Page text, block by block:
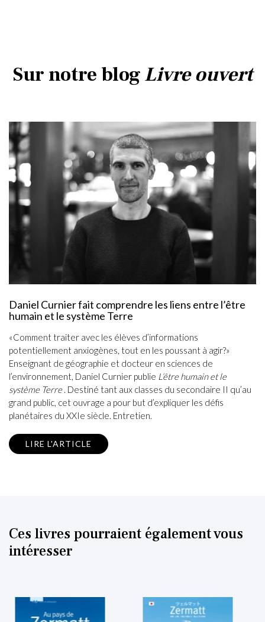
Sur notre blogLivre ouvert
Daniel Curnier fait comprendre les liens entre l’être
humain et le système Terre
«Comment traiter avec les élèves d’informations
potentiellement anxiogènes, tout en les poussant à agir?»
Enseignant de géographie et docteur en sciences de
l’environnement, Daniel Curnier publie L’être humain et le
système Terre. Destiné tant aux classes du secondaire II qu’au
grand public, cet ouvrage a pour but d’expliquer les défis
planétaires du XXIe siècle. Entretien.
LIRE L'ARTICLE
Ces livres pourraient également vous
intéresser